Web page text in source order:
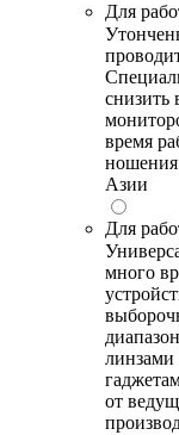
Для
снизить
время
Азии
Для
много
линзами
от